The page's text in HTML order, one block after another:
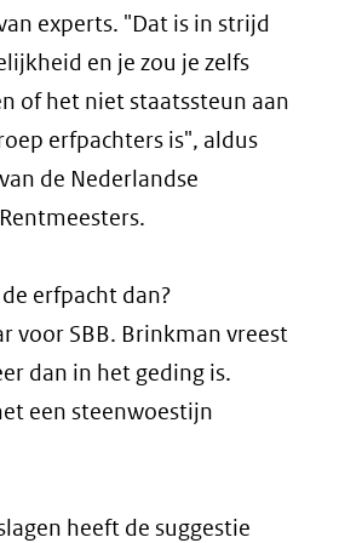
experts. "Dat is in strijd
en je zou je zelfs
of het niet staatssteun aan
erfpachters is", aldus
de Nederlandse
erfpacht dan?
voor SBB. Brinkman vreest
dan in het geding is.
een steenwoestijn
heeft de suggestie